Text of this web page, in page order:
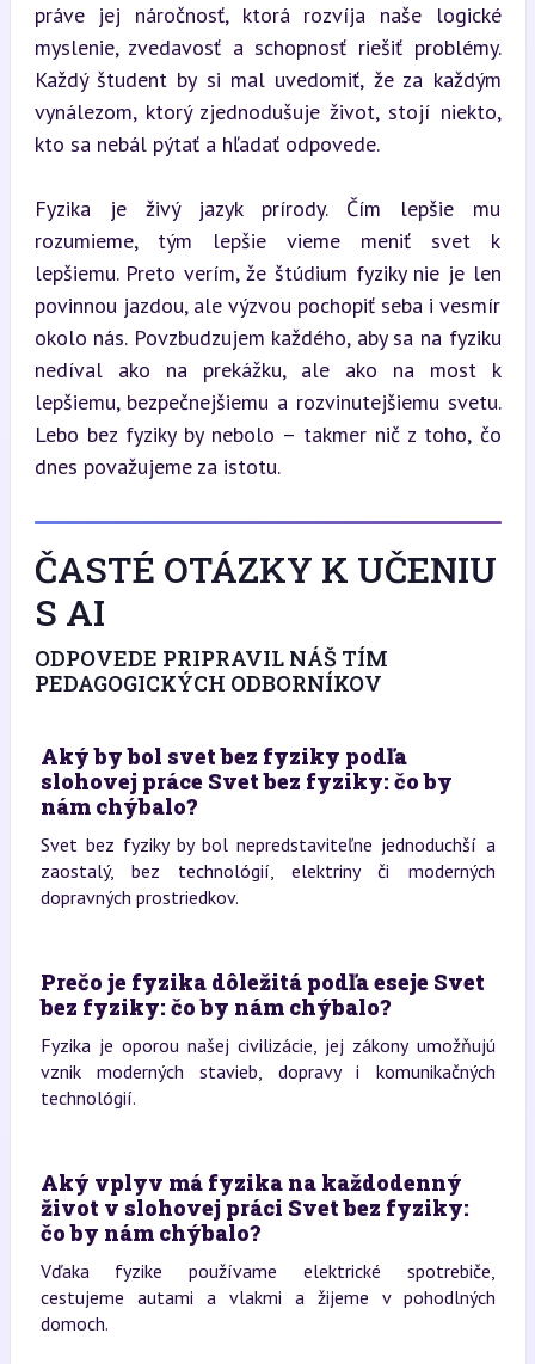
práve jej náročnosť, ktorá rozvíja naše logické
myslenie, zvedavosť a schopnosť riešiť problémy.
Každý študent by si mal uvedomiť, že za každým
vynálezom, ktorý zjednodušuje život, stojí niekto,
kto sa nebál pýtať a hľadať odpovede.
Fyzika je živý jazyk prírody. Čím lepšie mu
rozumieme, tým lepšie vieme meniť svet k
lepšiemu. Preto verím, že štúdium fyziky nie je len
povinnou jazdou, ale výzvou pochopiť seba i vesmír
okolo nás. Povzbudzujem každého, aby sa na fyziku
nedíval ako na prekážku, ale ako na most k
lepšiemu, bezpečnejšiemu a rozvinutejšiemu svetu.
Lebo bez fyziky by nebolo – takmer nič z toho, čo
dnes považujeme za istotu.
ČASTÉ OTÁZKY K UČENIU
S AI
ODPOVEDE PRIPRAVIL NÁŠ TÍM
PEDAGOGICKÝCH ODBORNÍKOV
Aký by bol svet bez fyziky podľa
slohovej práce Svet bez fyziky: čo by
nám chýbalo?
Svet bez fyziky by bol nepredstaviteľne jednoduchší a
zaostalý, bez technológií, elektriny či moderných
dopravných prostriedkov.
Prečo je fyzika dôležitá podľa eseje Svet
bez fyziky: čo by nám chýbalo?
Fyzika je oporou našej civilizácie, jej zákony umožňujú
vznik moderných stavieb, dopravy i komunikačných
technológií.
Aký vplyv má fyzika na každodenný
život v slohovej práci Svet bez fyziky:
čo by nám chýbalo?
Vďaka fyzike používame elektrické spotrebiče,
cestujeme autami a vlakmi a žijeme v pohodlných
domoch.